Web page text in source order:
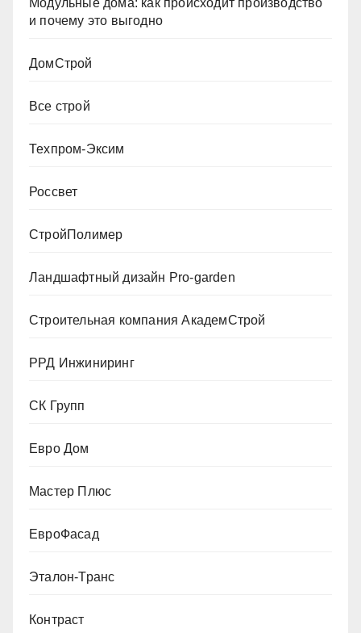
Модульные дома: как происходит производство
и почему это выгодно
ДомСтрой
Все строй
Техпром-Эксим
Россвет
СтройПолимер
Ландшафтный дизайн Pro-garden
Строительная компания АкадемСтрой
РРД Инжиниринг
СК Групп
Евро Дом
Мастер Плюс
ЕвроФасад
Эталон-Транс
Контраст